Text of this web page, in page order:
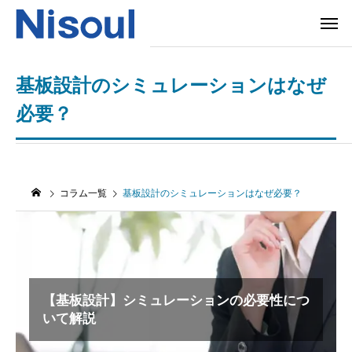
基板設計のシミュレーションはなぜ
必要？
コラム一覧 基板設計のシミュレーションはなぜ必要？
【基板設計】シミュレーションの必要性につ
いて解説